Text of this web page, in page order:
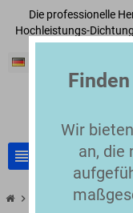
Die professionelle
Hochleistungs-
view_headline
chevron_right Replacement Seals
Wir
an, die